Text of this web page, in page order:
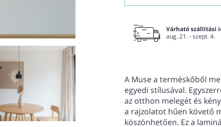
Várható szállítási
aug. 21. - szept. 4.
A Muse a terméskőből
egyedi stílusával.
az otthon melegét és
a rajzolatot hűen követő
köszönhetően. Ez a